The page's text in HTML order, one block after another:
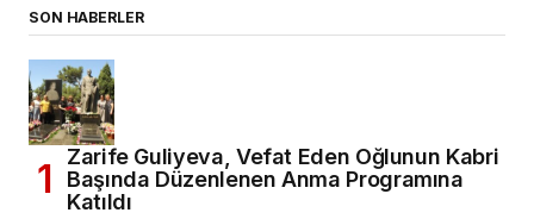
SON HABERLER
Zarife Guliyeva, Vefat Eden Oğlunun Kabri
Başında Düzenlenen Anma Programına
Katıldı